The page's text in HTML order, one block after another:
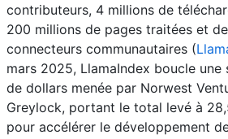
contributeurs, 4 millions de
200 millions de pages traitées et
connecteurs communautaires (
mars 2025, LlamaIndex boucle une
de dollars menée par Norwest
Greylock, portant le total levé à
pour accélérer le développement